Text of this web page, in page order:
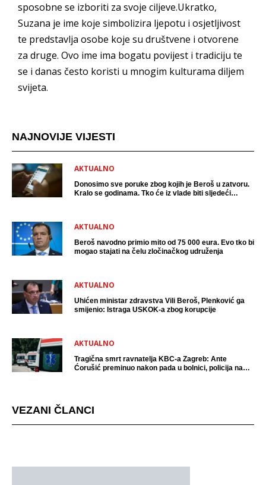
sposobne se izboriti za svoje ciljeve.Ukratko,
Suzana je ime koje simbolizira ljepotu i osjetljivost
te predstavlja osobe koje su društvene i otvorene
za druge. Ovo ime ima bogatu povijest i tradiciju te
se i danas često koristi u mnogim kulturama diljem
svijeta.
NAJNOVIJE VIJESTI
AKTUALNO
Donosimo sve poruke zbog kojih je Beroš u zatvoru.
Kralo se godinama. Tko će iz vlade biti sljedeći
AKTUALNO
Beroš navodno primio mito od 75 000 eura. Evo tko bi
mogao stajati na čelu zločinačkog udruženja
AKTUALNO
Uhićen ministar zdravstva Vili Beroš, Plenković ga
smijenio: Istraga USKOK-a zbog korupcije
AKTUALNO
Tragična smrt ravnatelja KBC-a Zagreb: Ante
Ćorušić preminuo nakon pada u bolnici, policija na
VEZANI ČLANCI